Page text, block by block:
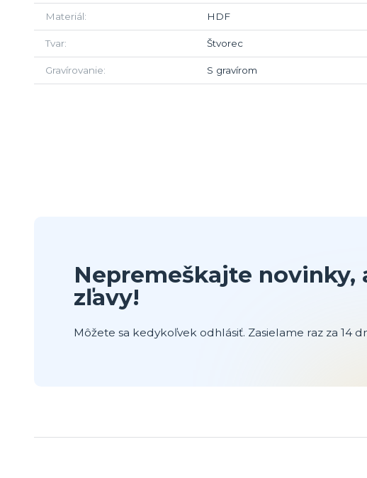
Materiál HDF
Tvar Štvorec
Gravírovanie S gravírom
Nepremeškajte novinky,
zľavy!
Môžete sa kedykoľvek odhlásiť. Zasielame raz za 14